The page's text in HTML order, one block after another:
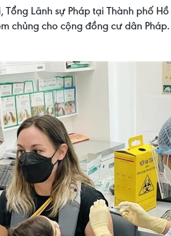
Tổng Lãnh sự Pháp tại Thành phố
chủng cho cộng đồng cư dân Pháp.